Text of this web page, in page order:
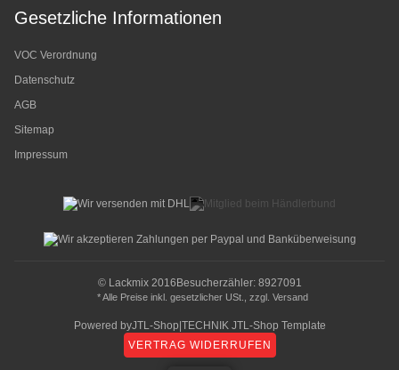
Gesetzliche Informationen
VOC Verordnung
Datenschutz
AGB
Sitemap
Impressum
© Lackmix 2016 Besucherzähler: 8927091
* Alle Preise inkl. gesetzlicher USt., zzgl. Versand
Powered byJTL-Shop TECHNIK JTL-Shop Template
VERTRAG WIDERRUFEN